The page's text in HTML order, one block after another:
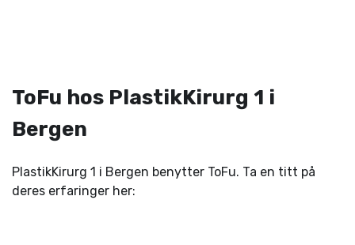
ToFu hos PlastikKirurg 1 i
Bergen
PlastikKirurg 1 i Bergen benytter ToFu. Ta en titt på
deres erfaringer her: